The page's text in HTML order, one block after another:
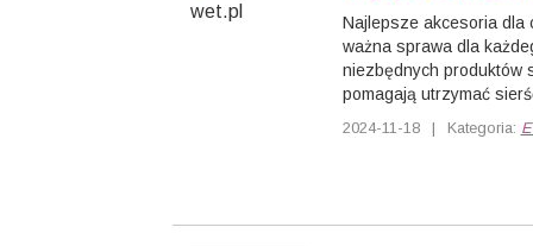
Najlepsze akcesoria dla
ważna sprawa dla
niezbędnych produktów
pomagają utrzymać
2024-11-18 | Kategoria: